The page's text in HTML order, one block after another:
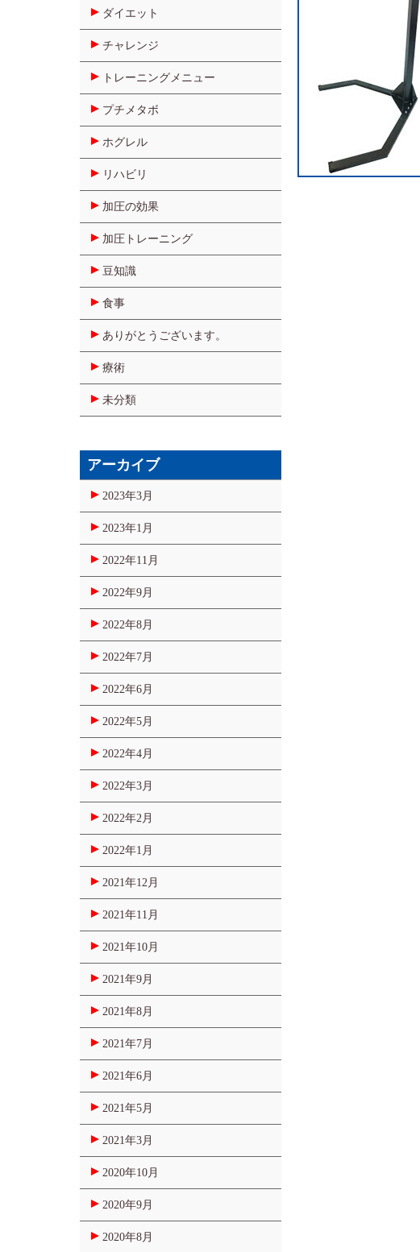
ダイエット
チャレンジ
トレーニングメニュー
プチメタボ
ホグレル
リハビリ
加圧の効果
加圧トレーニング
豆知識
食事
ありがとうございます。
療術
未分類
アーカイブ
2023年3月
2023年1月
2022年11月
2022年9月
2022年8月
2022年7月
2022年6月
2022年5月
2022年4月
2022年3月
2022年2月
2022年1月
2021年12月
2021年11月
2021年10月
2021年9月
2021年8月
2021年7月
2021年6月
2021年5月
2021年3月
2020年10月
2020年9月
2020年8月